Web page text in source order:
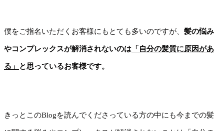
僕をご指名いただくお客様にもとても多いのですが、 髪の悩み
やコンプレックスが解消されないのは 「自分の髪質に原因があ
る」 と思っているお客様です。
きっとこのBlogを読んでくださっている方の中にも今までの髪